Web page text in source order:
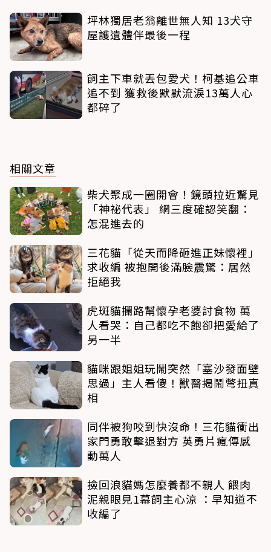
坪林獨居老翁離世無人知 13犬守
屋護遺體伴最後一程
飼主下車就丟包愛犬！柯基追公車
追不到 獲救後默默流淚13萬人心
都碎了
相關文章
柴犬聚成一圈開會！鏡頭拉近驚見
「神祕代表」 網三度確認笑翻：
怎混進去的
三花貓「從天而降砸進正妹懷裡」
求收編 被抱開後滿臉震驚：居然
拒絕我
虎斑貓攔路幫懷孕老婆討食物 萬
人看哭：自己都吃不飽卻把愛給了
另一半
貓咪跟姐姐玩鬧突然「塞沙發面壁
思過」主人看傻！獸醫揭鬧彆扭真
相
同伴被狗咬到快沒命！三花貓衝出
家門勇敢擊退對方 英勇片瘋傳感
動萬人
撿回浪貓媽怎麼養都不親人 餵肉
泥親眼見1幕飼主心涼 ：早知道不
收編了